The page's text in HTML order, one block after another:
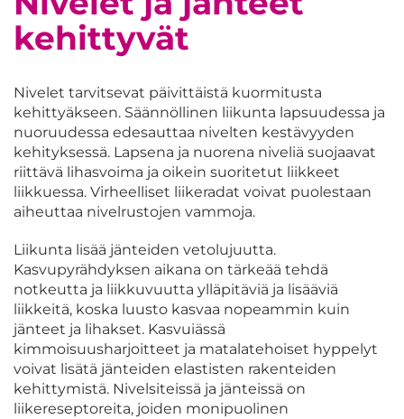
kehittyvät
Nivelet tarvitsevat päivittäistä kuormitusta
kehittyäkseen. Säännöllinen liikunta lapsuudessa ja
nuoruudessa edesauttaa nivelten kestävyyden
kehityksessä. Lapsena ja nuorena niveliä suojaavat
riittävä lihasvoima ja oikein suoritetut liikkeet
liikkuessa. Virheelliset liikeradat voivat puolestaan
aiheuttaa nivelrustojen vammoja.
Liikunta lisää jänteiden vetolujuutta.
Kasvupyrähdyksen aikana on tärkeää tehdä
notkeutta ja liikkuvuutta ylläpitäviä ja lisääviä
liikkeitä, koska luusto kasvaa nopeammin kuin
jänteet ja lihakset. Kasvuiässä
kimmoisuusharjoitteet ja matalatehoiset hyppelyt
voivat lisätä jänteiden elastisten rakenteiden
kehittymistä. Nivelsiteissä ja jänteissä on
liikereseptoreita, joiden monipuolinen